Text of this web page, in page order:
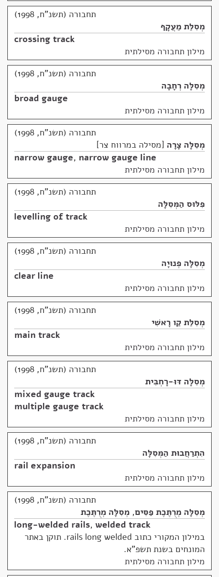
תחבורה (תשנ"ח, 1998)
מְסִלַּת מַעֲקָף
crossing track
מילון תחבורה מסילתית
תחבורה (תשנ"ח, 1998)
מְסִלָּה רְחָבָה
broad gauge
מילון תחבורה מסילתית
תחבורה (תשנ"ח, 1998)
מְסִלָּה צָרָה מסילה במרווח צר
narrow gauge, narrow gauge line
מילון תחבורה מסילתית
תחבורה (תשנ"ח, 1998)
פִּלּוּס הַמְּסִלָּה
levelling of track
מילון תחבורה מסילתית
תחבורה (תשנ"ח, 1998)
מְסִלָּה פְּנוּיָה
clear line
מילון תחבורה מסילתית
תחבורה (תשנ"ח, 1998)
מְסִלַּת קַו רָאשִׁי
main track
מילון תחבורה מסילתית
תחבורה (תשנ"ח, 1998)
מְסִלָּה דּוּ-רָחְבִּית
mixed gauge track
multiple gauge track
מילון תחבורה מסילתית
תחבורה (תשנ"ח, 1998)
הִתְרַחֲבוּת הַמְּסִלָּה
rail expansion
מילון תחבורה מסילתית
תחבורה (תשנ"ח, 1998)
מְסִלָּה מְרֻתֶּכֶת פַּסִּים, מְסִלָּה מְרֻתֶּכֶת
long-welded rails, welded track
במילון המקורי כתוב rails long welded. תוקן באתר
המונחים בשנת תשפ"א.
מילון תחבורה מסילתית